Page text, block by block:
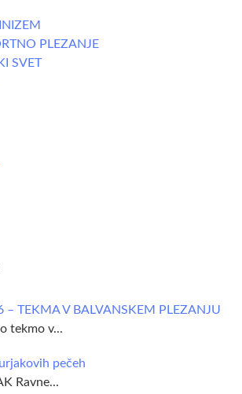
PLEZANJE
SVET
– TEKMA V BALVANSKEM PLEZANJU
tekmo v...
pečeh
Ravne...